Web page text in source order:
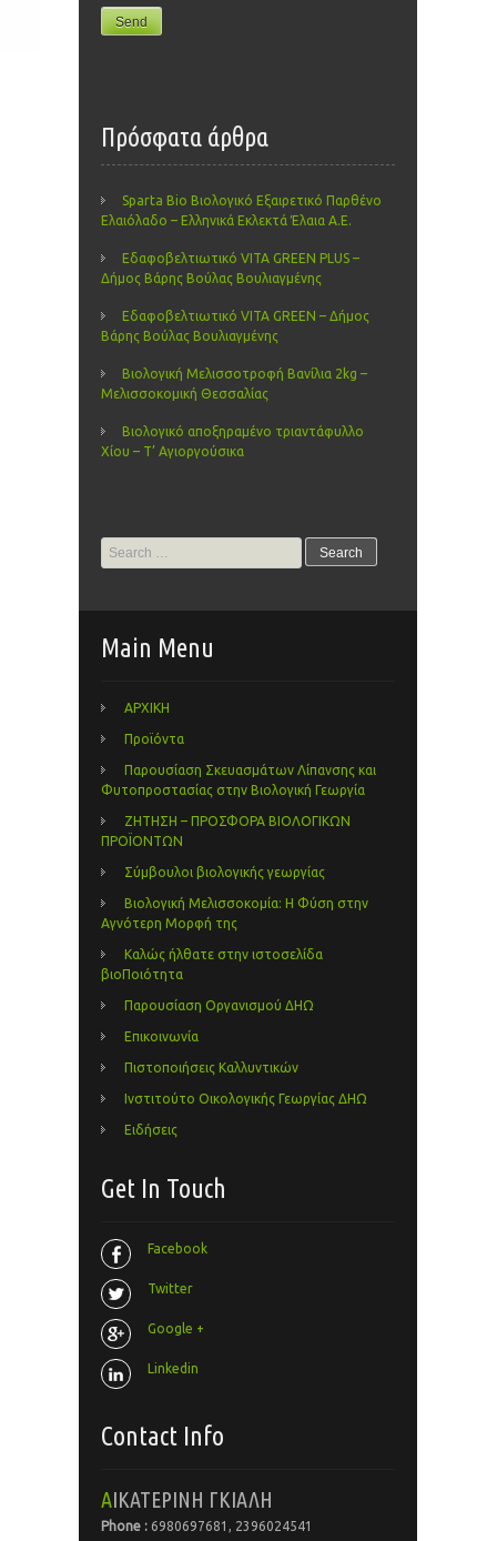
Πρόσφατα άρθρα
Sparta Bio Βιολογικό Εξαιρετικό Παρθένο
Ελαιόλαδο – Ελληνικά Εκλεκτά Έλαια Α.Ε.
Εδαφοβελτιωτικό VITA GREEN PLUS –
Δήμος Βάρης Βούλας Βουλιαγμένης
Εδαφοβελτιωτικό VITA GREEN – Δήμος
Βάρης Βούλας Βουλιαγμένης
Βιολογική Μελισσοτροφή Βανίλια 2kg –
Μελισσοκομική Θεσσαλίας
Βιολογικό αποξηραμένο τριαντάφυλλο
Χίου – Τ’ Αγιοργούσικα
Search
for:
Main Menu
ΑΡΧΙΚΗ
Προϊόντα
Παρουσίαση Σκευασμάτων Λίπανσης και
Φυτοπροστασίας στην Βιολογική Γεωργία
ΖΗΤΗΣΗ – ΠΡΟΣΦΟΡΑ ΒΙΟΛΟΓΙΚΩΝ
ΠΡΟΪΟΝΤΩΝ
Σύμβουλοι βιολογικής γεωργίας
Βιολογική Μελισσοκομία: Η Φύση στην
Αγνότερη Μορφή της
Καλώς ήλθατε στην ιστοσελίδα
βιοΠοιότητα
Παρουσίαση Οργανισμού ΔΗΩ
Επικοινωνία
Πιστοποιήσεις Καλλυντικών
Ινστιτούτο Οικολογικής Γεωργίας ΔΗΩ
Ειδήσεις
Get In Touch
Facebook
Twitter
Google +
Linkedin
Contact Info
ΑΙΚΑΤΕΡΙΝΗ ΓΚΙΑΛΗ
Phone : 6980697681, 2396024541